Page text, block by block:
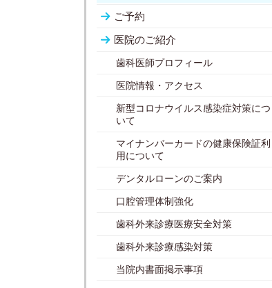
ご予約
医院のご紹介
歯科医師プロフィール
医院情報・アクセス
新型コロナウイルス感染症対策につ
いて
マイナンバーカードの健康保険証利
用について
デンタルローンのご案内
口腔管理体制強化
歯科外来診療医療安全対策
歯科外来診療感染対策
当院内書面掲示事項